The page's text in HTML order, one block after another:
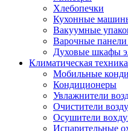
Хлебопечки
Кухонные
Вакуумные
Варочные панели
Духовые шкафы
Климатическая техника
Мобильные
Кондиционеры
Увлажнители
Очистители
Осушители
Испарительные